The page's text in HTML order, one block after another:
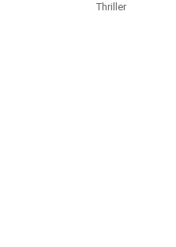
Thriller